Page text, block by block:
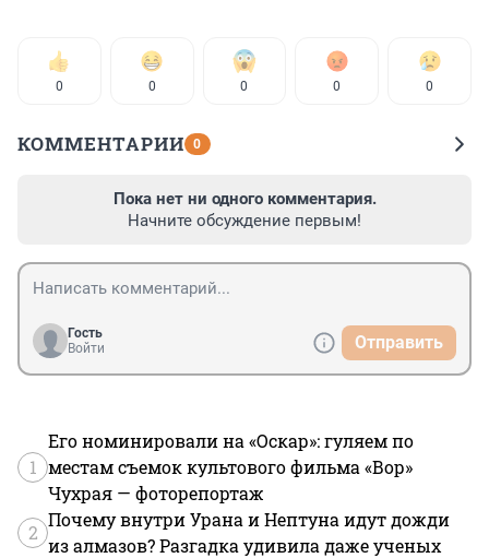
0 0 0 0 0
КОММЕНТАРИИ 0
Пока нет ни одного комментария.
Начните обсуждение первым!
Гость
Войти
Отправить
1
Его номинировали на «Оскар»: гуляем по
местам съемок культового фильма «Вор»
Чухрая — фоторепортаж
2
Почему внутри Урана и Нептуна идут дожди
из алмазов? Разгадка удивила даже ученых